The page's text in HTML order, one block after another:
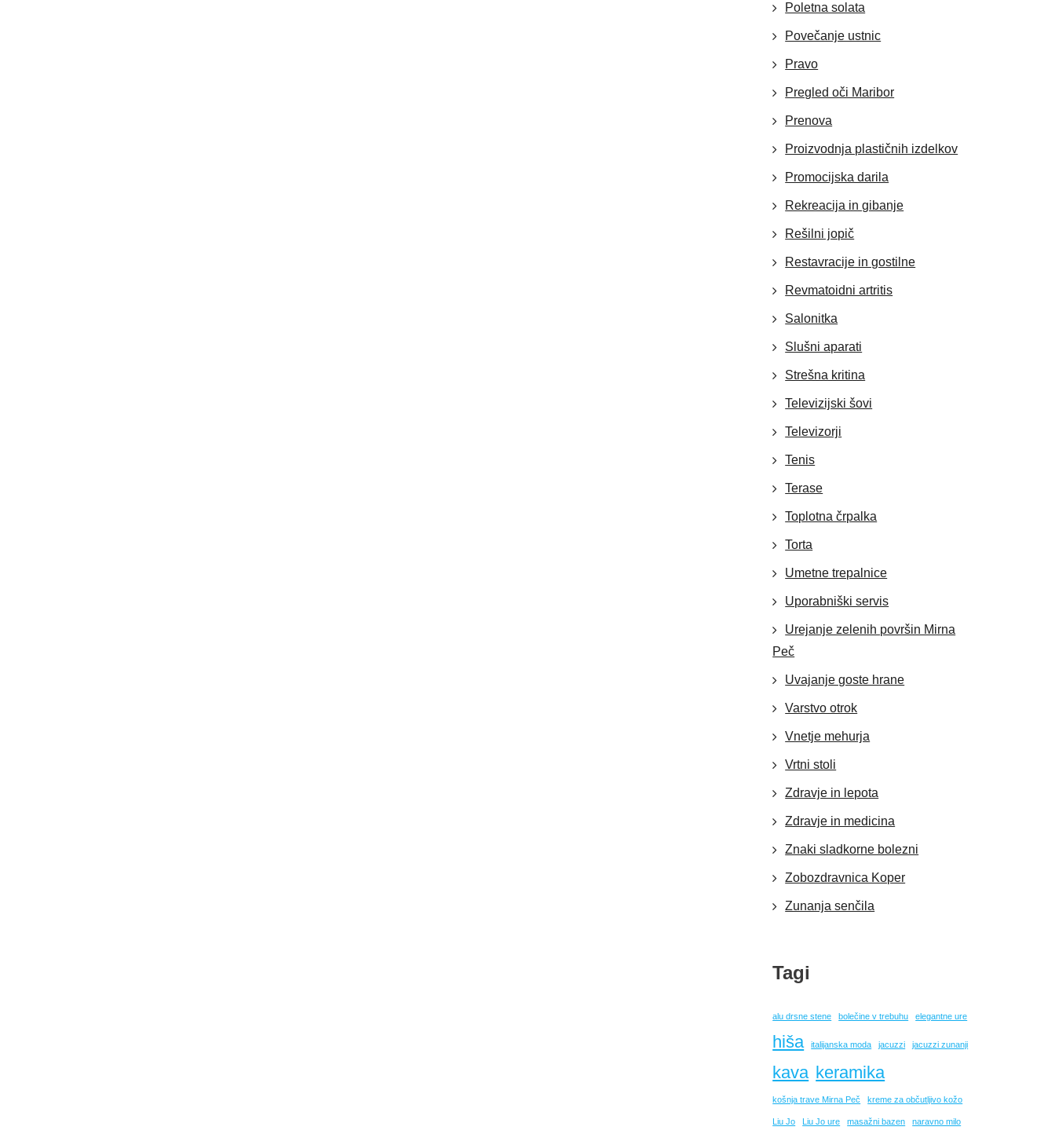
Poletna solata
Povečanje ustnic
Pravo
Pregled oči Maribor
Prenova
Proizvodnja plastičnih izdelkov
Promocijska darila
Rekreacija in gibanje
Rešilni jopič
Restavracije in gostilne
Revmatoidni artritis
Salonitka
Slušni aparati
Strešna kritina
Televizijski šovi
Televizorji
Tenis
Terase
Toplotna črpalka
Torta
Umetne trepalnice
Uporabniški servis
Urejanje zelenih površin Mirna
Peč
Uvajanje goste hrane
Varstvo otrok
Vnetje mehurja
Vrtni stoli
Zdravje in lepota
Zdravje in medicina
Znaki sladkorne bolezni
Zobozdravnica Koper
Zunanja senčila
Tagi
alu drsne stene bolečine v trebuhu elegantne ure
hiša italijanska moda jacuzzi jacuzzi zunanji
kava keramika
košnja trave Mirna Peč kreme za občutljivo kožo
Liu Jo Liu Jo ure masažni bazen naravno milo